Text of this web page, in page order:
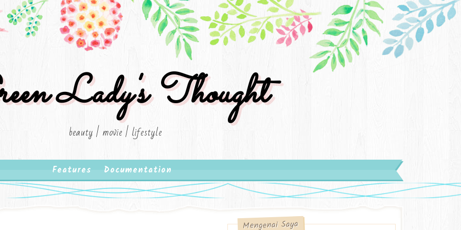
Lady's Thought
beauty | movie | lifestyle
Features Documentation
Mengenai Saya